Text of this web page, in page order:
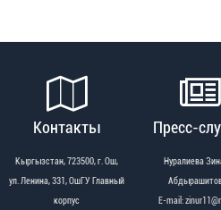
Контакты
Кыргызстан, 723500, г. Ош,
ул. Ленина, 331, ОшГУ Главный
корпус
Пресс-
Нуралиева
Е-mail: